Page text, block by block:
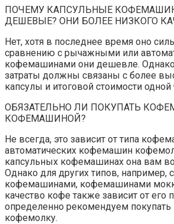
ПОЧЕМУ КАПСУЛЬНЫЕ
ДЕШЕВЫЕ? ОНИ БОЛЕЕ НИЗКОГО
Нет, хотя в последнее время оно
сравнению с рычажными или
кофемашинами они дешевле.
затраты должны связаны с более
капсулы и итоговой стоимости
ОБЯЗАТЕЛЬНО ЛИ ПОКУПАТЬ
КОФЕМАШИНОЙ?
Не всегда, это зависит от типа
автоматических кофемашин
капсульных кофемашинах она вам
Однако для других типов,
кофемашинами, кофемашинами
качество кофе также зависит от его
определенно рекомендуем
кофемолку.